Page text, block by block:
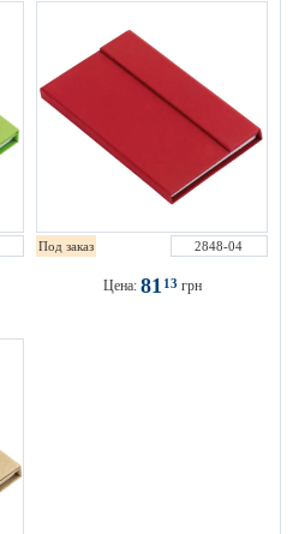
Под заказ 2848-04
Цена: 8113 грн